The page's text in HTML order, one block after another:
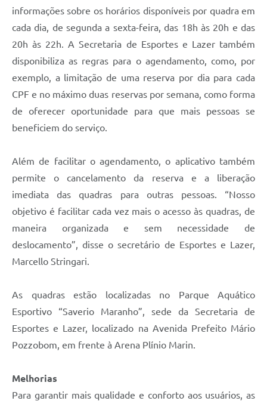
informações sobre os horários disponíveis por quadra em
cada dia, de segunda a sexta-feira, das 18h às 20h e das
20h às 22h. A Secretaria de Esportes e Lazer também
disponibiliza as regras para o agendamento, como, por
exemplo, a limitação de uma reserva por dia para cada
CPF e no máximo duas reservas por semana, como forma
de oferecer oportunidade para que mais pessoas se
beneficiem do serviço.
Além de facilitar o agendamento, o aplicativo também
permite o cancelamento da reserva e a liberação
imediata das quadras para outras pessoas. “Nosso
objetivo é facilitar cada vez mais o acesso às quadras, de
maneira organizada e sem necessidade de
deslocamento”, disse o secretário de Esportes e Lazer,
Marcello Stringari.
As quadras estão localizadas no Parque Aquático
Esportivo “Saverio Maranho”, sede da Secretaria de
Esportes e Lazer, localizado na Avenida Prefeito Mário
Pozzobom, em frente à Arena Plínio Marin.
Melhorias
Para garantir mais qualidade e conforto aos usuários, as